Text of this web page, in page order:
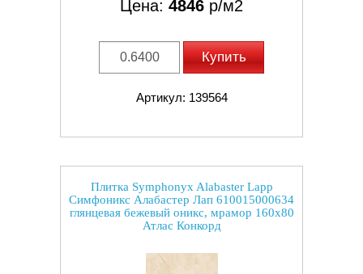
Цена: 4846 р/м2
Купить
Артикул: 139564
Плитка Symphonyx Alabaster Lapp
Симфоникс Алабастер Лап 610015000634
глянцевая бежевый оникс, мрамор 160x80
Атлас Конкорд